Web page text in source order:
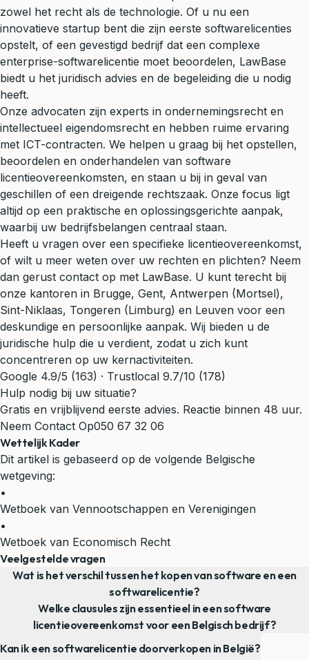
zowel het recht als de technologie. Of u nu een
innovatieve startup bent die zijn eerste softwarelicenties
opstelt, of een gevestigd bedrijf dat een complexe
enterprise-softwarelicentie moet beoordelen, LawBase
biedt u het juridisch advies en de begeleiding die u nodig
heeft.
Onze advocaten zijn experts in ondernemingsrecht en
intellectueel eigendomsrecht en hebben ruime ervaring
met ICT-contracten. We helpen u graag bij het opstellen,
beoordelen en onderhandelen van software
licentieovereenkomsten, en staan u bij in geval van
geschillen of een dreigende rechtszaak. Onze focus ligt
altijd op een praktische en oplossingsgerichte aanpak,
waarbij uw bedrijfsbelangen centraal staan.
Heeft u vragen over een specifieke licentieovereenkomst,
of wilt u meer weten over uw rechten en plichten? Neem
dan gerust contact op met LawBase. U kunt terecht bij
onze kantoren in Brugge, Gent, Antwerpen (Mortsel),
Sint-Niklaas, Tongeren (Limburg) en Leuven voor een
deskundige en persoonlijke aanpak. Wij bieden u de
juridische hulp die u verdient, zodat u zich kunt
concentreren op uw kernactiviteiten.
Google 4.9/5 (163) · Trustlocal 9.7/10 (178)
Hulp nodig bij uw situatie?
Gratis en vrijblijvend eerste advies. Reactie binnen 48 uur.
Neem Contact Op050 67 32 06
Wettelijk Kader
Dit artikel is gebaseerd op de volgende Belgische
wetgeving:
•
Wetboek van Vennootschappen en Verenigingen
•
Wetboek van Economisch Recht
Veelgestelde vragen
Wat is het verschil tussen het kopen van software en een
softwarelicentie?
Welke clausules zijn essentieel in een software
licentieovereenkomst voor een Belgisch bedrijf?
Kan ik een softwarelicentie doorverkopen in België?